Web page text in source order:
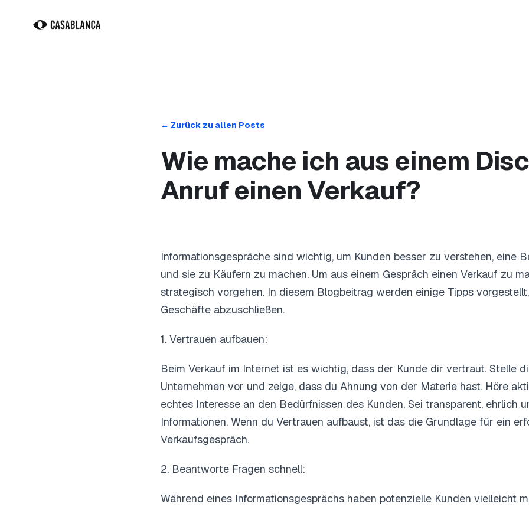
← Zurück zu allen Posts
Wie mache ich aus einem
Anruf einen Verkauf?
Informationsgespräche sind wichtig, um Kunden besser zu verstehen, eine
und sie zu Käufern zu machen. Um aus einem Gespräch einen Verkauf zu
strategisch vorgehen. In diesem Blogbeitrag werden einige Tipps
Geschäfte abzuschließen.
1. Vertrauen aufbauen:
Beim Verkauf im Internet ist es wichtig, dass der Kunde dir vertraut. Stelle
Unternehmen vor und zeige, dass du Ahnung von der Materie hast. Höre
echtes Interesse an den Bedürfnissen des Kunden. Sei transparent, ehrlich
Informationen. Wenn du Vertrauen aufbaust, ist das die Grundlage für ein
Verkaufsgespräch.
2. Beantworte Fragen schnell:
Während eines Informationsgesprächs haben potenzielle Kunden vielleicht